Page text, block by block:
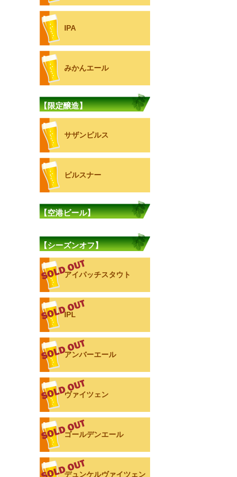
IPA
みかんエール
【限定醸造】
サザンピルス
ピルスナー
【空港ビール】
【シーズンオフ】
アイパッチスタウト
IPL
アンバーエール
ヴァイツェン
ゴールデンエール
デュンケルヴァイツェン